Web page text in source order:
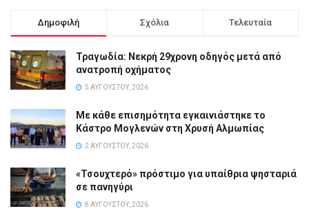
Δημοφιλή Σχόλια Τελευταία
Τραγωδία: Νεκρή 29χρονη οδηγός μετά από
ανατροπή οχήματος
5 ΑΥΓΟΎΣΤΟΥ, 2026
Με κάθε επισημότητα εγκαινιάστηκε το
Κάστρο Μογλενών στη Χρυσή Αλμωπίας
2 ΑΥΓΟΎΣΤΟΥ, 2026
«Τσουχτερό» πρόστιμο για υπαίθρια ψησταριά
σε πανηγύρι
8 ΑΥΓΟΎΣΤΟΥ, 2026